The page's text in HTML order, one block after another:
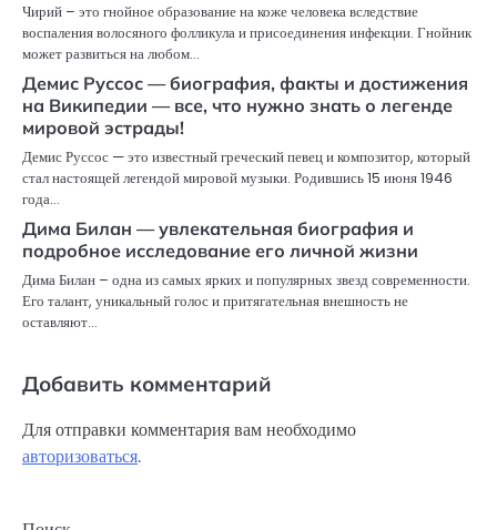
Чирий – это гнойное образование на коже человека вследствие
воспаления волосяного фолликула и присоединения инфекции. Гнойник
может развиться на любом…
Демис Руссос — биография, факты и достижения
на Википедии — все, что нужно знать о легенде
мировой эстрады!
Демис Руссос — это известный греческий певец и композитор, который
стал настоящей легендой мировой музыки. Родившись 15 июня 1946
года…
Дима Билан — увлекательная биография и
подробное исследование его личной жизни
Дима Билан – одна из самых ярких и популярных звезд современности.
Его талант, уникальный голос и притягательная внешность не
оставляют…
Добавить комментарий
Для отправки комментария вам необходимо
авторизоваться.